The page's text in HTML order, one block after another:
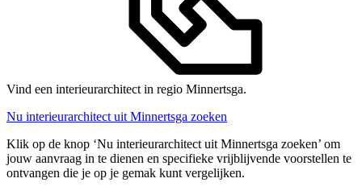
Vind een interieurarchitect in regio Minnertsga.
Nu interieurarchitect uit Minnertsga zoeken
Klik op de knop ‘Nu interieurarchitect uit Minnertsga zoeken’ om
jouw aanvraag in te dienen en specifieke vrijblijvende voorstellen te
ontvangen die je op je gemak kunt vergelijken.